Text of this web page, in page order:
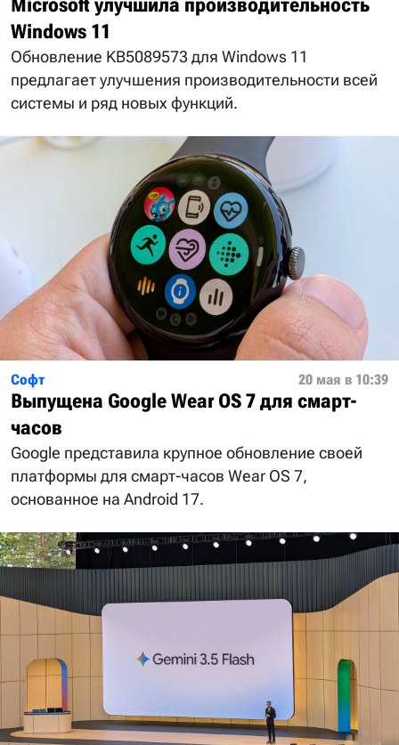
Microsoft улучшила производительность
Windows 11
Обновление KB5089573 для Windows 11
предлагает улучшения производительности всей
системы и ряд новых функций.
Софт 20 мая в 10:39
Выпущена Google Wear OS 7 для смарт-
часов
Google представила крупное обновление своей
платформы для смарт-часов Wear OS 7,
основанное на Android 17.